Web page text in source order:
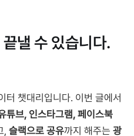
낼 수 있습니다.
터 챗대리입니다. 이번 글에서
튜브, 인스타그램, 페이스북
, 슬랙으로 공유까지 해주는 광